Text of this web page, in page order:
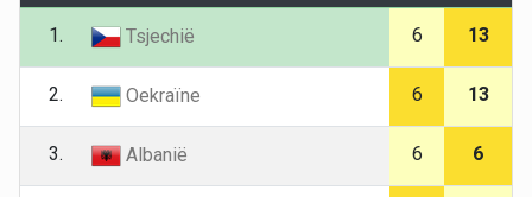
1. Tsjechië 6 13
2. Oekraïne 6 13
3. Albanië 6 6